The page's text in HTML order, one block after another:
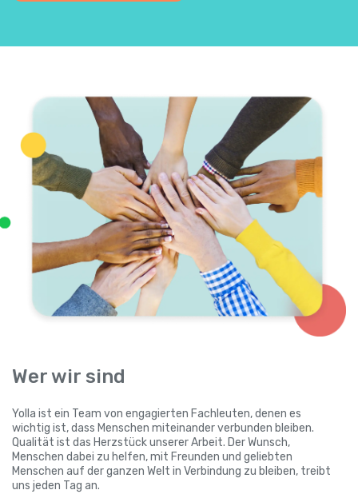
Wer wir sind
Yolla ist ein Team von engagierten Fachleuten, denen es
wichtig ist, dass Menschen miteinander verbunden bleiben.
Qualität ist das Herzstück unserer Arbeit. Der Wunsch,
Menschen dabei zu helfen, mit Freunden und geliebten
Menschen auf der ganzen Welt in Verbindung zu bleiben, treibt
uns jeden Tag an.